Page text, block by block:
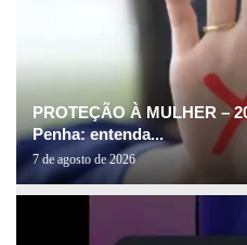
PROTEÇÃO À MULHER –
Penha: entenda...
7 de agosto de 2026